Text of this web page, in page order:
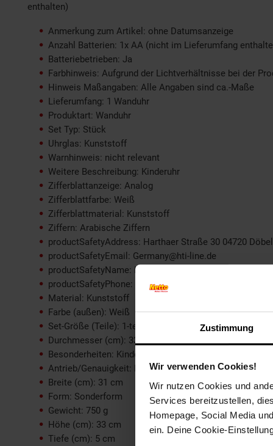
Zustimmung
Wir verwenden Cookies!
Wir nutzen Cookies und
Services bereitzustellen,
Homepage, Social Media
ein. Deine Cookie-
enthalten)
Anmerkung zum Artikel: ohne Datumsanzeige
Anzahl Batterien: 1x AA (nicht im Lieferumfang
Batteriebetrieben: Ja
Farbhinweis: Aufgrund der Lichtverhältnisse bei der
Hinweis Maßangaben: Alle Angaben sind ca.-Maße
Lieferumfang: 1 Wanduhr
Produktart: Wanduhr
Set Typ: Stück
Uhrglas: Kunststoff
Warnhinweis: nicht relevant
Weitere Beschreibung: Kinderuhr
Zifferblattanzeige: Analog
Zifferblattfarbe: Weiß
Zifferblattmaterial: Kunststoff
Ziffern: Arabische Ziffern
productSafetyAddress: Harthaer Straße 30 04720
productSafetyEmail: Germany@hti-line.de
productSafetyName: HTI Germany GmbH
productSafetyPhone: +49 (0) 3431 6064831
Material: Kunststoff
Farbe (außen): Weiß
Set-Größe (Teile): 1-teilig
Durchmesser (cm): 33 cm
Besonderheiten: Kinderuhr
Antrieb/Genauigkeit: Batterie
Breite (cm): 31 cm
Form: Sonderform
Gewicht: 750 g
Höhe (cm): 33 cm
Tiefe (cm): 5 cm